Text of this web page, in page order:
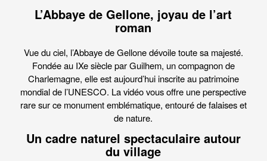
L’Abbaye de Gellone, joyau de l’art
roman
Vue du ciel, l’Abbaye de Gellone dévoile toute sa majesté.
Fondée au IXe siècle par Guilhem, un compagnon de
Charlemagne, elle est aujourd’hui inscrite au patrimoine
mondial de l’UNESCO. La vidéo vous offre une perspective
rare sur ce monument emblématique, entouré de falaises et
de nature.
Un cadre naturel spectaculaire autour
du village